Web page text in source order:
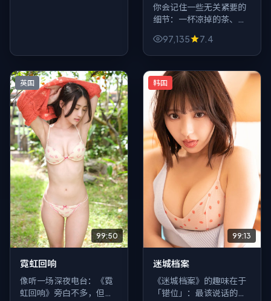
你会记住一些无关紧要的
细节：一杯凉掉的茶、一
指纹。《异境边界》用动
漫包裹这些碎屑，最后把
97,135 7.4
英国
99:50
霓虹回响
像听一场深夜电台：《霓
虹回响》旁白不多，但每
韩国
99:13
迷城档案
《迷城档案》的趣味在于
「错位」：最该说话的人